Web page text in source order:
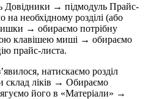
Довідники → підмодуль Прайс-
на необхідному розділі (або
→ обираємо потрібну
клавішею миші → обираємо
прайс-листа.
натискаємо розділ
склад ліків → Обираємо
його в «Матеріали» →